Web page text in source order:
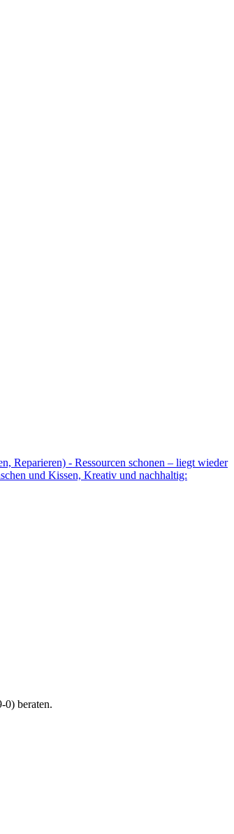
Reparieren) - Ressourcen schonen – liegt wieder
und Kissen, Kreativ und nachhaltig:
0) beraten.